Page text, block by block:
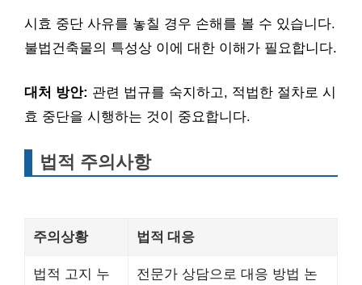
시효 중단 사유를 놓칠 경우 손해를 볼 수 있습니다.
불법건축물의 특성상 이에 대한 이해가 필요합니다.
대처 방안: 관련 법규를 숙지하고, 적법한 절차로 시
효 중단을 시행하는 것이 중요합니다.
법적 주의사항
주의상황 법적 대응
법적 고지 누
전문가 상담으로 대응 방법 논